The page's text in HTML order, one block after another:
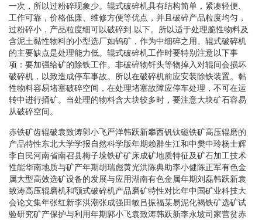
一次，所以过粉碎现象少。辊式破碎机具有结构简单，紧凑轻便、
工作可靠，价格低廉、维修方便等优点，并且破碎产品粒度均匀，
过粉碎小，产品粒度细可以破碎到.以下。所以适于处理脆性物料及
含泥土黏性物料的小型选厂如钨矿，作为中细碎之用。辊式破碎机
的主要缺点是处理能力低。辊式破碎机工作时要特别注意以下事
项：要加强给矿的除铁工作。非破碎物钎头等物掉入对辊间会损坏
破碎机，以致造成停车事故。所以在破碎机前应安装除铁装置。黏
性物料容易堵塞破碎空间，在处理堵塞故障应停车处理，不可在运
转中进行捅矿。当处理的物料含大块较多时，要注意大块矿石容易
从破碎空间。
赤铁矿齿辊破袁致涛郭小飞严洋韩跃新攀西钒钛磁铁矿高压辊磨的
产品特性东北大学学报自然科学版年期赖群生江和中樊中玲杨士辉
李自民河南省南召县梅子垛铁矿矿床成矿地质特征及矿石加工技术
性能华南地质与矿产年期胡瑞彪黄光洪陈典助李小健陈正军有色金
属大型高效选矿设备的发展与应用湖南有色金属年期刘磊韩跃新袁
致涛高压辊磨机和颚式破碎机产品磨矿特性对比年中国矿业科技大
会论文集年张红新李洪潮张成强田敏吕振福某易泥化褐铁矿选矿试
验研究矿产保护与利用年期郭小飞袁致涛韩跃新李永坡司家营贫赤